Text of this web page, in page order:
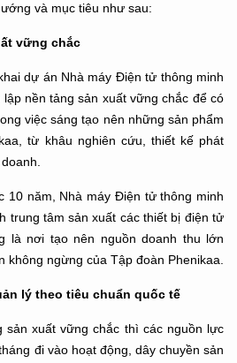
và mục tiêu như sau:
vững chắc
dự án Nhà máy Điện tử thông minh
nền tảng sản xuất vững chắc để có
việc sáng tạo nên những sản phẩm
từ khâu nghiên cứu, thiết kế phát
10 năm, Nhà máy Điện tử thông minh
trung tâm sản xuất các thiết bị điện tử
là nơi tạo nên nguồn doanh thu lớn
không ngừng của Tập đoàn Phenikaa.
lý theo tiêu chuẩn quốc tế
xuất vững chắc thì các nguồn lực
đi vào hoạt động, dây chuyền sản